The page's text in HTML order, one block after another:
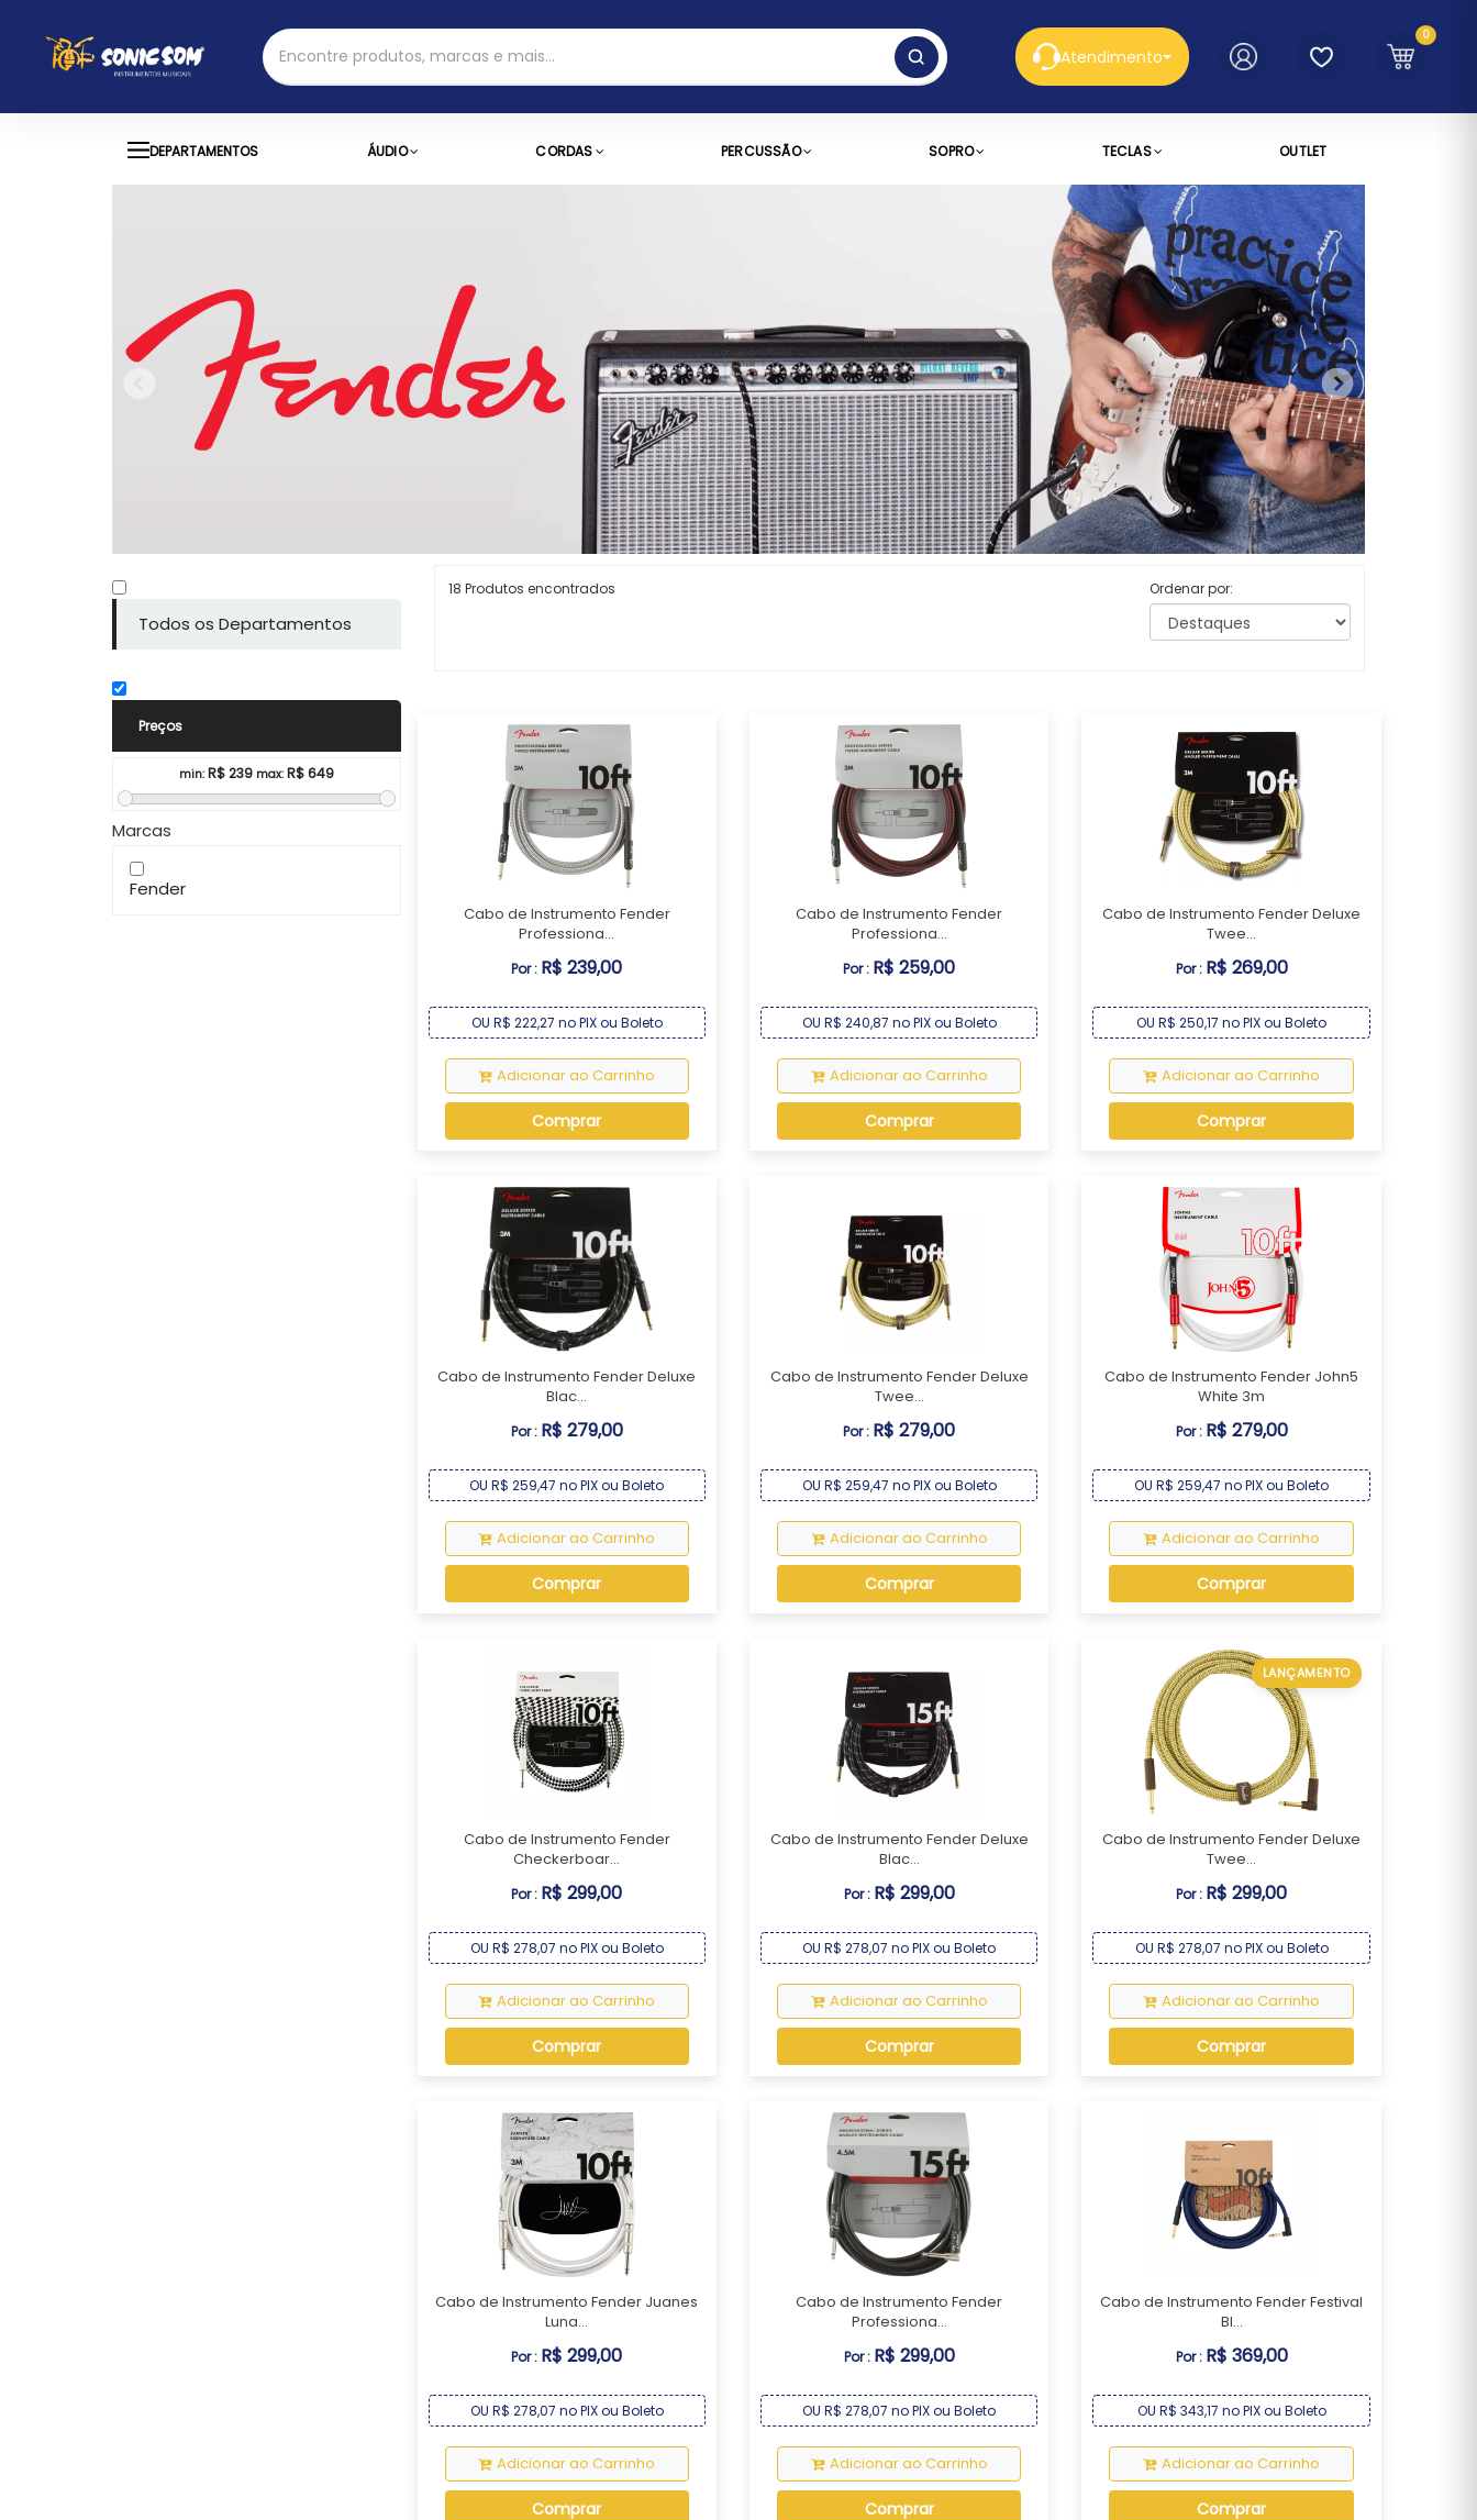
Atendimento
0
DEPARTAMENTOS ÁUDIO CORDAS PERCUSSÃO SOPRO TECLAS OUTLET
Todos os Departamentos
Preços
min: R$239 max: R$649
Marcas
Fender
18 Produtos encontrados Ordenar por:
Cabo de Instrumento Fender
Professiona...
Por : R$ 239,00
OU R$ 222,27 no PIX ou Boleto
Adicionar ao Carrinho
Comprar
Cabo de Instrumento Fender
Professiona...
Por : R$ 259,00
OU R$ 240,87 no PIX ou Boleto
Adicionar ao Carrinho
Comprar
Cabo de Instrumento Fender Deluxe
Twee...
Por : R$ 269,00
OU R$ 250,17 no PIX ou Boleto
Adicionar ao Carrinho
Comprar
Cabo de Instrumento Fender Deluxe
Blac...
Por : R$ 279,00
OU R$ 259,47 no PIX ou Boleto
Adicionar ao Carrinho
Comprar
Cabo de Instrumento Fender Deluxe
Twee...
Por : R$ 279,00
OU R$ 259,47 no PIX ou Boleto
Adicionar ao Carrinho
Comprar
Cabo de Instrumento Fender John5
White 3m
Por : R$ 279,00
OU R$ 259,47 no PIX ou Boleto
Adicionar ao Carrinho
Comprar
Cabo de Instrumento Fender
Checkerboar...
Por : R$ 299,00
OU R$ 278,07 no PIX ou Boleto
Adicionar ao Carrinho
Comprar
Cabo de Instrumento Fender Deluxe
Blac...
Por : R$ 299,00
OU R$ 278,07 no PIX ou Boleto
Adicionar ao Carrinho
Comprar
LANÇAMENTO
Cabo de Instrumento Fender Deluxe
Twee...
Por : R$ 299,00
OU R$ 278,07 no PIX ou Boleto
Adicionar ao Carrinho
Comprar
Cabo de Instrumento Fender Juanes
Luna...
Por : R$ 299,00
OU R$ 278,07 no PIX ou Boleto
Adicionar ao Carrinho
Comprar
Cabo de Instrumento Fender
Professiona...
Por : R$ 299,00
OU R$ 278,07 no PIX ou Boleto
Adicionar ao Carrinho
Comprar
Cabo de Instrumento Fender Festival
Bl...
Por : R$ 369,00
OU R$ 343,17 no PIX ou Boleto
Adicionar ao Carrinho
Comprar